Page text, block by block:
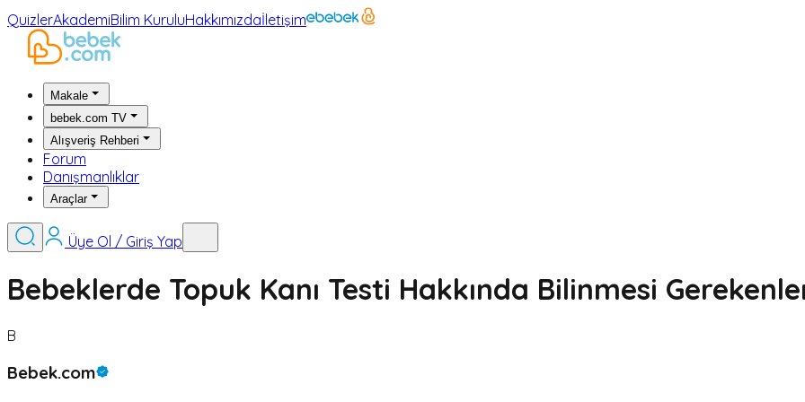
QuizlerAkademiBilim KuruluHakkımızdaİletişim
Makale
bebek.com TV
Alışveriş Rehberi
Forum
Danışmanlıklar
Araçlar
Üye Ol / Giriş Yap
Bebeklerde Topuk Kanı Testi Hakkında Bilinmesi
B
Bebek.com